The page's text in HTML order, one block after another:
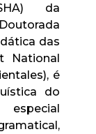
da
das
National
é
do
especial